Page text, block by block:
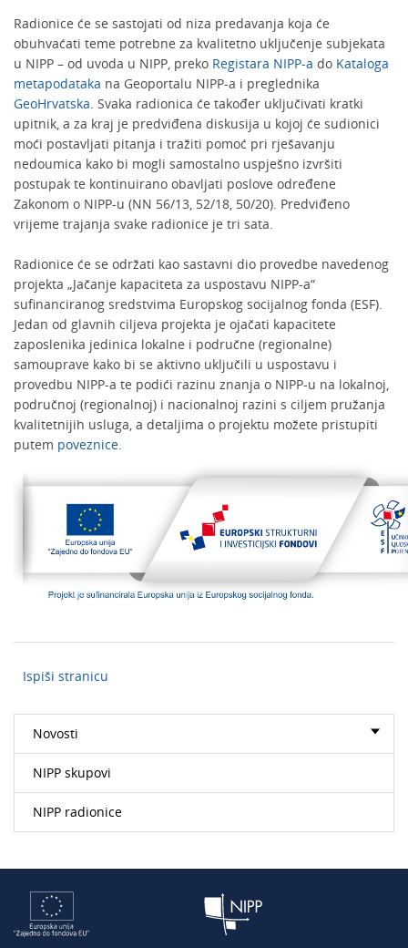
Radionice će se sastojati od niza predavanja koja će
obuhvaćati teme potrebne za kvalitetno uključenje subjekata
u NIPP – od uvoda u NIPP, preko Registara NIPP-a do Kataloga
metapodataka na Geoportalu NIPP-a i preglednika
GeoHrvatska. Svaka radionica će također uključivati kratki
upitnik, a za kraj je predviđena diskusija u kojoj će sudionici
moći postavljati pitanja i tražiti pomoć pri rješavanju
nedoumica kako bi mogli samostalno uspješno izvršiti
postupak te kontinuirano obavljati poslove određene
Zakonom o NIPP-u (NN 56/13, 52/18, 50/20). Predviđeno
vrijeme trajanja svake radionice je tri sata.
Radionice će se održati kao sastavni dio provedbe navedenog
projekta „Jačanje kapaciteta za uspostavu NIPP-a“
sufinanciranog sredstvima Europskog socijalnog fonda (ESF).
Jedan od glavnih ciljeva projekta je ojačati kapacitete
zaposlenika jedinica lokalne i područne (regionalne)
samouprave kako bi se aktivno uključili u uspostavu i
provedbu NIPP-a te podići razinu znanja o NIPP-u na lokalnoj,
područnoj (regionalnoj) i nacionalnoj razini s ciljem pružanja
kvalitetnijih usluga, a detaljima o projektu možete pristupiti
putem poveznice.
Ispiši stranicu
Novosti
NIPP skupovi
NIPP radionice